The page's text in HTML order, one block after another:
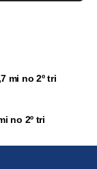
mi no 2º tri
no 2º tri